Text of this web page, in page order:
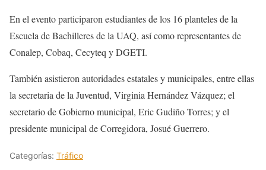
En el evento participaron estudiantes de los 16 planteles de la
Escuela de Bachilleres de la UAQ, así como representantes de
Conalep, Cobaq, Cecyteq y DGETI.
También asistieron autoridades estatales y municipales, entre ellas
la secretaria de la Juventud, Virginia Hernández Vázquez; el
secretario de Gobierno municipal, Eric Gudiño Torres; y el
presidente municipal de Corregidora, Josué Guerrero.
Categorías: Tráfico